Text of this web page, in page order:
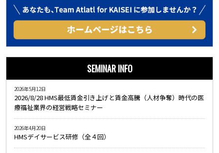
SEMINAR INFO
2026/8/28 HMS最低賃金引き上げと賃金高騰（人材争奪）時代の医
療福祉業界の経営戦略セミナー
2026年5月12日
HMSデイサービス研修（全４回）
2026年4月20日